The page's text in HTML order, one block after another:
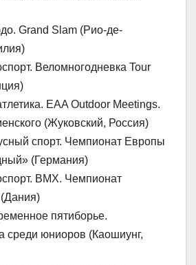
Grand Slam (Рио-де-
Веломногодневка Tour
EAA Outdoor Meetings.
(Жуковский, Россия)
спорт. Чемпионат Европы
(Германия)
BMX. Чемпионат
пятиборье.
среди юниоров (Каошиунг,